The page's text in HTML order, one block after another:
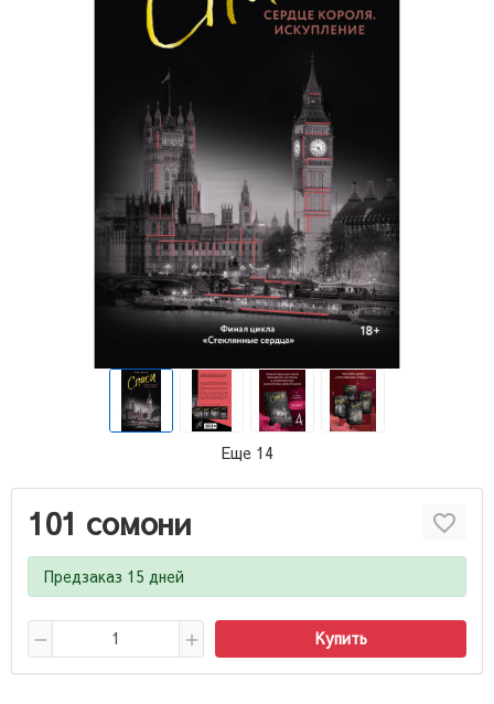
Еще 14
101 сомони
Предзаказ 15 дней
Купить